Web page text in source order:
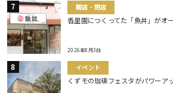
開店・閉店
香里園につくってた「魚丼」がオ
2026年8月3日
イベント
くずモの珈琲フェスタがパワーア